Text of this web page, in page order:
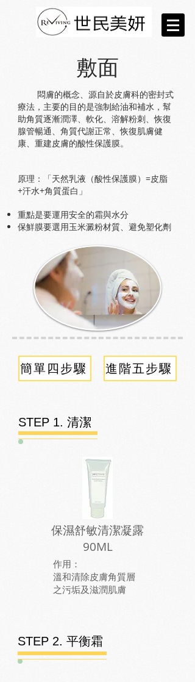
敷面
悶膚的概念、源自於皮膚科的密封式
療法，主要的目的是強制給油和補水，幫
助角質逐漸潤澤、軟化、溶解粉刺、恢復
腺管暢通、角質代謝正常、恢復肌膚健
康、重建皮膚的酸性保護膜。
原理：「天然乳液（酸性保護膜）=皮脂
+汗水+角質蛋白」
重點是要運用安全的霜與水分
保鮮膜要選用玉米澱粉材質、避免塑化劑
簡單四步驟 進階五步驟
STEP 1. 清潔
保濕舒敏清潔凝露
90ML
​作用：
溫和清除皮膚角質層
之污垢及滋潤肌膚
STEP 2. 平衡霜